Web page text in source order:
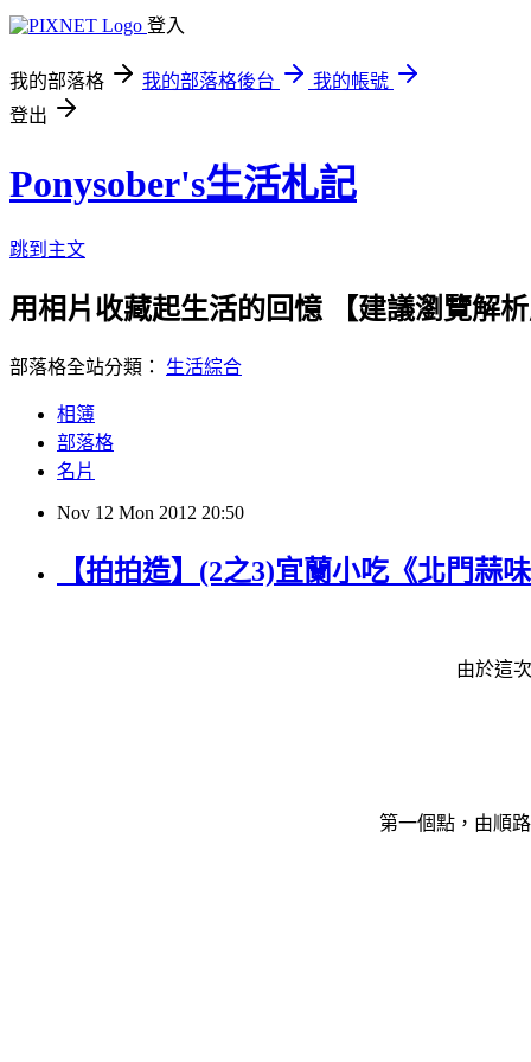
登入
我的部落格 我的部落格後台
我的帳號
登出
Ponysober's生活札記
跳到主文
用相片收藏起生活的回憶 【建議瀏覽解
部落格全站分類： 生活綜合
相簿
部落格
名片
Nov 12 Mon 2012 20:50
【拍拍造】(2之3)宜蘭小吃《北門蒜
由於這
第一個點，由順